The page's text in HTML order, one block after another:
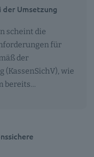
der Umsetzung
scheint die
für
der
(KassenSichV), wie
bereits…